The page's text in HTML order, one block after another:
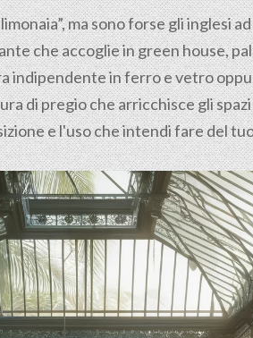
ma sono forse gli inglesi
che accoglie in green house,
indipendente in ferro e vetro
di pregio che arricchisce gli
e l'uso che intendi fare del